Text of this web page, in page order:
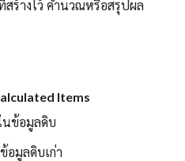
สร้างไว้ คำนวณหรือสรุปผล
Items
นข้อมูลดิบ
อมูลดิบเก่า